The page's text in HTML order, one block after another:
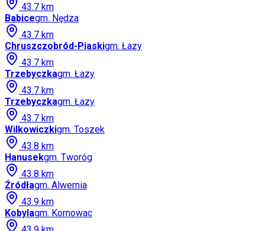
43.7 km
Babicegm. Nędza
43.7 km
Chruszczobród-Piaskigm. Łazy
43.7 km
Trzebyczkagm. Łazy
43.7 km
Trzebyczkagm. Łazy
43.7 km
Wilkowiczkigm. Toszek
43.8 km
Hanusekgm. Tworóg
43.8 km
Źródłagm. Alwernia
43.9 km
Kobylagm. Kornowac